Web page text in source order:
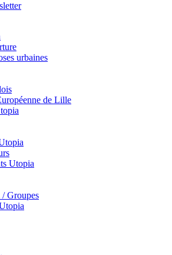
urbaines
de Lille
Utopia
/ Groupes